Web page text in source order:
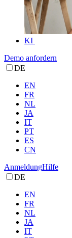
KI
Demo anfordern
DE
EN
FR
NL
JA
IT
PT
ES
CN
AnmeldungHilfe
DE
EN
FR
NL
JA
IT